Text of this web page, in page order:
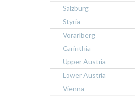
Salzburg
Styria
Vorarlberg
Carinthia
Upper Austria
Lower Austria
Vienna